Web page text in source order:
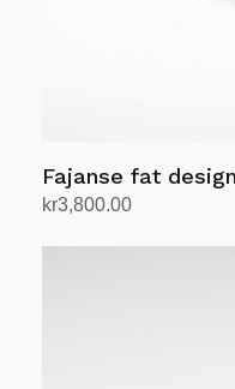
Fajanse fat
kr3,800.00